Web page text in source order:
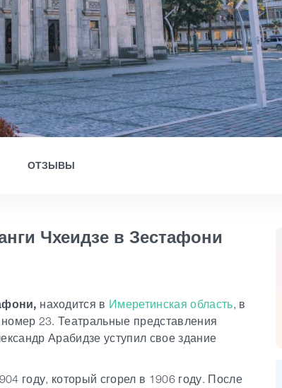
ОТЗЫВЫ
Чхеидзе в Зестафони
находится в Имеретинская область, в
23. Театральные представления
Арабидзе уступил свое здание
году, который сгорел в 1906 году. После